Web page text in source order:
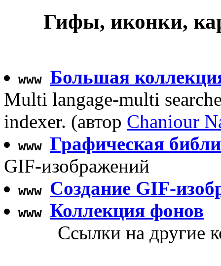
Гифы, иконки,
www Большая
Multi langage-multi
indexer. (автор Chaniour
www Графическая
GIF-изображений
www Создание GIF-
www Коллекция фонов
Ссылки на другие